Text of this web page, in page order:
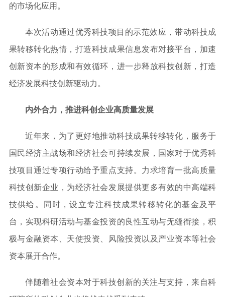
的市场化应用。
本次活动通过优秀科技项目的示范效应，带动科技成
果转移转化热情，打造科技成果信息发布对接平台，加速
创新资本的形成和有效循环，进一步释放科技创新，打造
经济发展科技创新驱动力。
内外合力，推进科创企业高质量发展
近年来，为了更好地推动科技成果转移转化，服务于
国民经济主战场和经济社会可持续发展，国家对于优秀科
技项目通过专项行动给予重点支持。力求培育一批高质量
科技创新企业，为经济社会发展提供更多有效的中高端科
技供给。同时，设立专注科技成果转移转化的基金及平
台，实现科研活动与基金投资的良性互动与无缝衔接，积
极与金融资本、天使投资、风险投资以及产业资本等社会
资本展开合作。
伴随着社会资本对于科技创新的关注与支持，来自科